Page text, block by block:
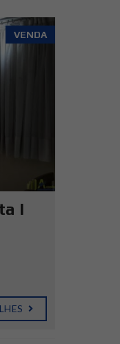
VENDA
I